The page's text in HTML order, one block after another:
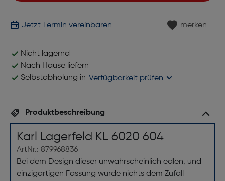
Jetzt Termin vereinbaren merken
Nicht lagernd
Nach Hause liefern
Selbstabholung in Verfügbarkeit prüfen
Produktbeschreibung
Karl Lagerfeld KL 6020 604
ArtNr.: 879968836
Bei dem Design dieser unwahrscheinlich edlen, und
einzigartigen Fassung wurde nichts dem Zufall